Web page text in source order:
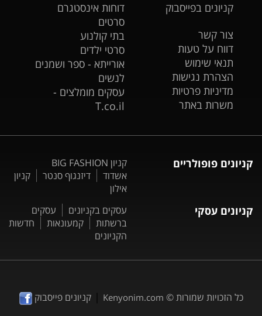
קניונים בפייסבוק
צור קשר
דווח על טעות
תנאי שימוש
הצהרת נגישות
מדיניות פרטיות
משרות באתר
דוחות אינסטגרם
סרטים
בתי קולנוע
סרטי ילדים
אורייתא - ספר ושמנים
לנשים
עסקים מומלצים -
T.co.il
קניונים פופולריים
קניון BIG FASHION
אשדוד
דיזנגוף סנטר
קניון
אילון
קניונים עסקי עסקים בקניונים
עסקים
ברשתות
קמעונאות
חדשות
הקניונים
כל הזכויות שמורות © Kenyonim.com
|קניונים פייסבוק